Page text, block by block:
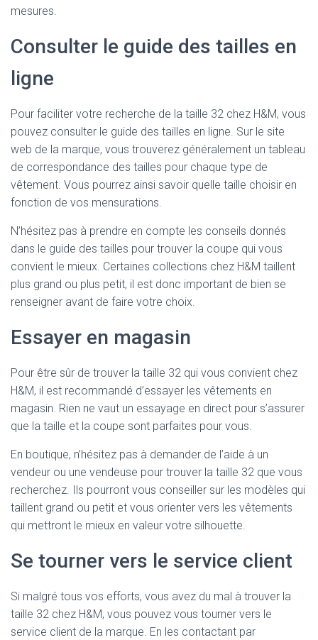
mesures.
Consulter le guide des tailles en
ligne
Pour faciliter votre recherche de la taille 32 chez H&M, vous
pouvez consulter le guide des tailles en ligne. Sur le site
web de la marque, vous trouverez généralement un tableau
de correspondance des tailles pour chaque type de
vêtement. Vous pourrez ainsi savoir quelle taille choisir en
fonction de vos mensurations.
N’hésitez pas à prendre en compte les conseils donnés
dans le guide des tailles pour trouver la coupe qui vous
convient le mieux. Certaines collections chez H&M taillent
plus grand ou plus petit, il est donc important de bien se
renseigner avant de faire votre choix.
Essayer en magasin
Pour être sûr de trouver la taille 32 qui vous convient chez
H&M, il est recommandé d’essayer les vêtements en
magasin. Rien ne vaut un essayage en direct pour s’assurer
que la taille et la coupe sont parfaites pour vous.
En boutique, n’hésitez pas à demander de l’aide à un
vendeur ou une vendeuse pour trouver la taille 32 que vous
recherchez. Ils pourront vous conseiller sur les modèles qui
taillent grand ou petit et vous orienter vers les vêtements
qui mettront le mieux en valeur votre silhouette.
Se tourner vers le service client
Si malgré tous vos efforts, vous avez du mal à trouver la
taille 32 chez H&M, vous pouvez vous tourner vers le
service client de la marque. En les contactant par